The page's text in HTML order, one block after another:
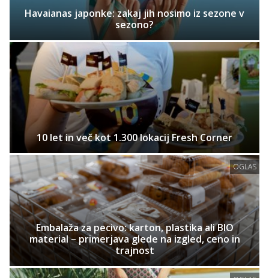
Havaianas japonke: zakaj jih nosimo iz sezone v
sezono?
10 let in več kot 1.300 lokacij Fresh Corner
OGLAS
Embalaža za pecivo: karton, plastika ali BIO
material – primerjava glede na izgled, ceno in
trajnost